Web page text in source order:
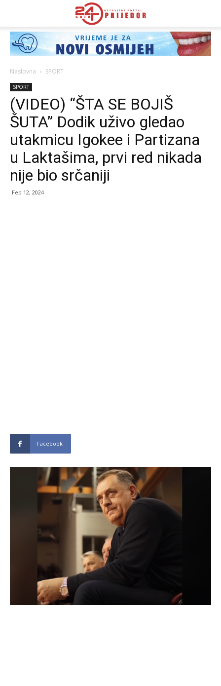
Naslovna SPORT
SPORT
(VIDEO) “ŠTA SE BOJIŠ
ŠUTA” Dodik uživo gledao
utakmicu Igokee i Partizana
u Laktašima, prvi red nikada
nije bio srčaniji
Feb 12, 2024
Facebook